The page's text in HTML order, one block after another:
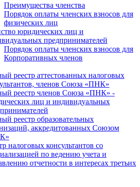
Преимущества членства
Порядок оплаты членских взносов для
физических лиц
юридических лиц и
предпринимателей
Порядок оплаты членских взносов для
Корпоративных членов
реестр аттестованных налоговых
членов Союза «ПНК»
реестр членов Союза «ПНК» -
лиц и индивидуальных
реестр образовательных
аккредитованных Союзом
налоговых консультантов со
по ведению учета и
отчетности в интересах третьих